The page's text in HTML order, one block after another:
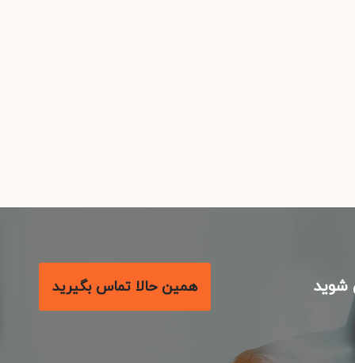
همین حالا تماس بگیرید